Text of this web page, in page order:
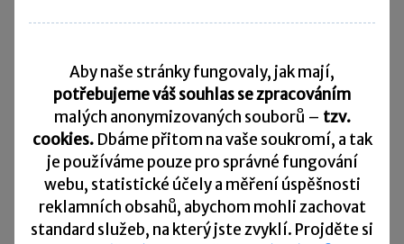
nepřesahuje-li doba mezi jejich nabytím
a prodejem dobu jednoho roku,
movité věci, která je nebo v období pěti let
před prodejembyla zahrnuta do obchodního
majetku.
Další osvobození nabízí samotný § 10, a to
Aby naše stránky fungovaly, jak mají,
potřebujeme váš souhlas se zpracováním
malých anonymizovaných souborů – tzv.
cookies. Dbáme přitom na vaše soukromí, a tak
je používáme pouze pro správné fungování
webu, statistické účely a měření úspěšnosti
reklamních obsahů, abychom mohli zachovat
standard služeb, na který jste zvyklí. Projděte si